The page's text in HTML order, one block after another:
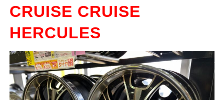
CRUISE CRUISE
HERCULES